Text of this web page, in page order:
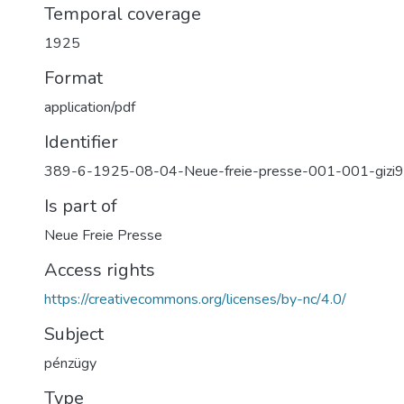
Temporal coverage
1925
Format
application/pdf
Identifier
389-6-1925-08-04-Neue-freie-presse-001-001-
Is part of
Neue Freie Presse
Access rights
https://creativecommons.org/licenses/by-nc/4.0/
Subject
pénzügy
Type